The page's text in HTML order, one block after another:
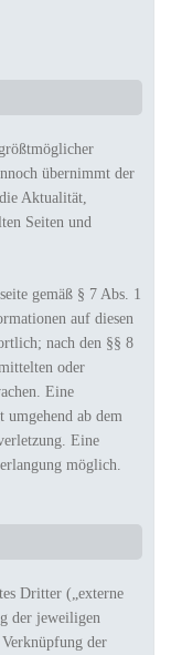
übernimmt der
Aktualität,
Seiten und
gemäß § 7 Abs. 1
auf diesen
nach den §§ 8
oder
Eine
ab dem
Eine
möglich.
Dritter („externe
der jeweiligen
der